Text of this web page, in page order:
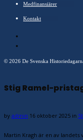
Medfinansiärer
Kontakt
© 2026 De Svenska
Stig Ramel-
by admin 16 oktober 2025 in
Martin Kragh är en av landets